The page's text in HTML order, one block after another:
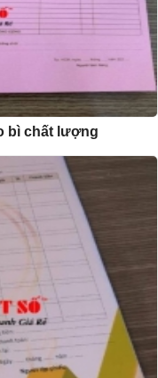
bì chất lượng